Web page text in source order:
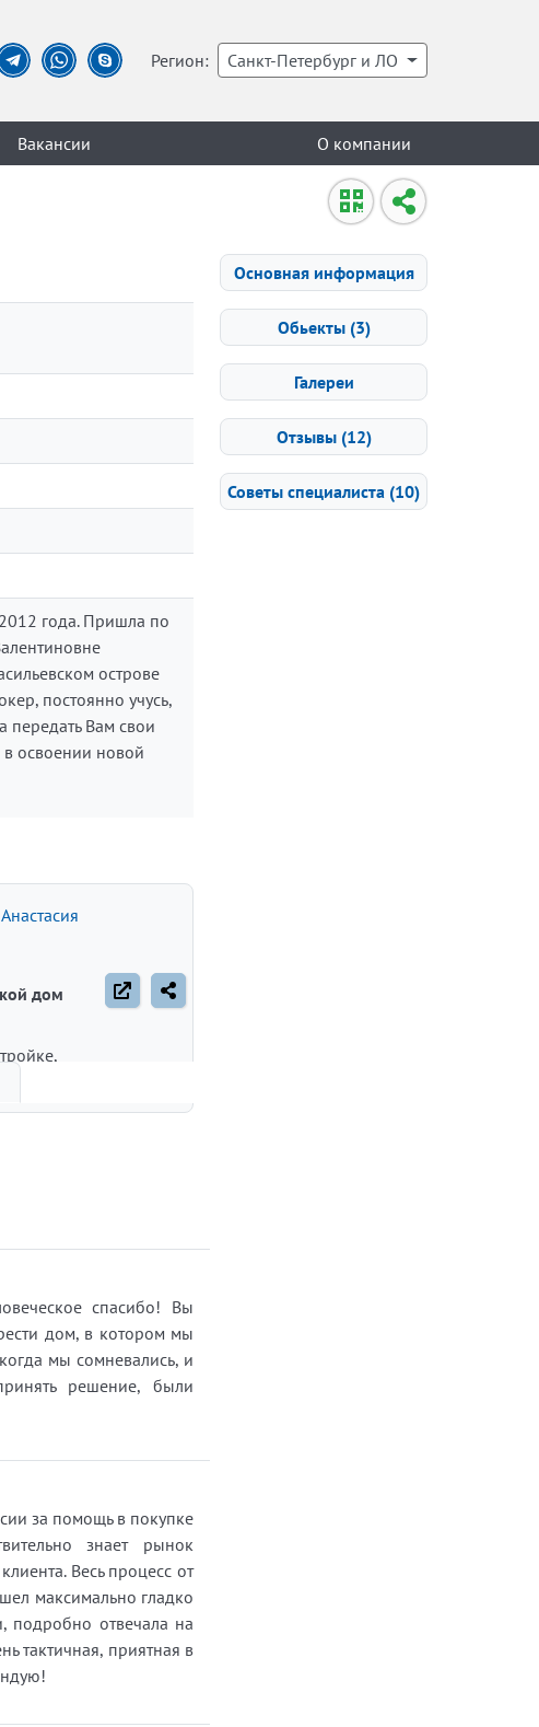
Регион: Санкт-Петербург и ЛО
Вакансии О компании
года. Пришла по
острове
постоянно учусь,
Вам свои
освоении новой
дом
и
бетона
из
спасибо! Вы
дом, в котором мы
мы сомневались, и
решение, были
за помощь в покупке
знает рынок
Весь процесс от
максимально гладко
подробно отвечала на
тактичная, приятная в
Основная информация
Обьекты (3)
Галереи
Отзывы (12)
Советы специалиста (10)